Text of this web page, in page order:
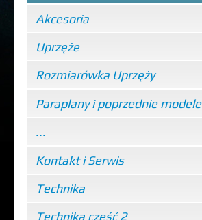
Akcesoria
Uprzęże
Rozmiarówka Uprzęży
Paraplany i poprzednie modele
...
Kontakt i Serwis
Technika
Technika część 2